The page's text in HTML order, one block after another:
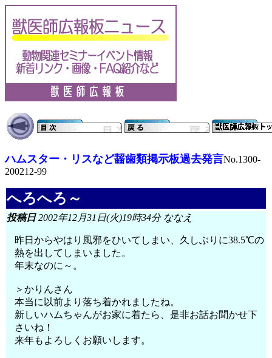
ハムスター・リスなど齧歯類掲示板過去発言No.1300-
200212-99
へろへろ～
投稿日2002年12月31日(火)19時34分 ななえ
昨日からやはり風邪をひいてしまい、久しぶりに38.5℃の
熱を出してしまいました。
年末なのに～。
＞かりんさん
本当に以前より落ち着かれましたね。
新しいハムちゃんがお家に着たら、是非お話お聞かせ下
さいね！
来年もよろしくお願いします。